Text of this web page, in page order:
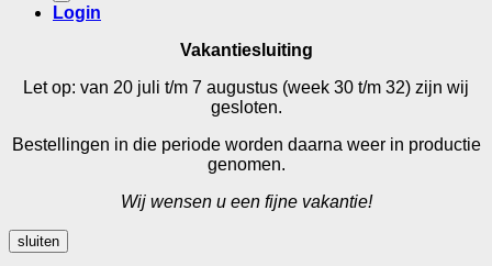
Login
Vakantiesluiting
Let op: van 20 juli t/m 7 augustus (week 30 t/m 32) zijn wij
gesloten.
Bestellingen in die periode worden daarna weer in productie
genomen.
Wij wensen u een fijne vakantie!
sluiten